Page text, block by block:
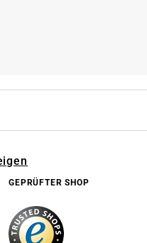
GEPRÜFTER SHOP